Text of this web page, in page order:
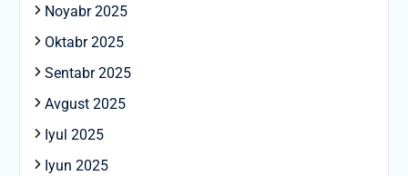
Noyabr 2025
Oktabr 2025
Sentabr 2025
Avgust 2025
Iyul 2025
Iyun 2025